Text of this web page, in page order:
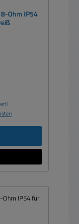
Ohm IP54